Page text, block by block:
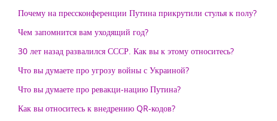
Почему на прессконференции Путина прикрутили стулья к полу?
Чем запомнится вам уходящий год?
30 лет назад развалился СССР. Как вы к этому относитесь?
Что вы думаете про угрозу войны с Украиной?
Что вы думаете про ревакци-нацию Путина?
Как вы относитесь к внедрению QR-кодов?